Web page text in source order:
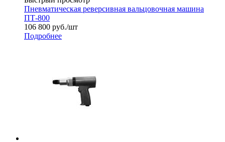
Пневматическая реверсивная вальцовочная машина
ПТ-800
106 800 руб./шт
Подробнее